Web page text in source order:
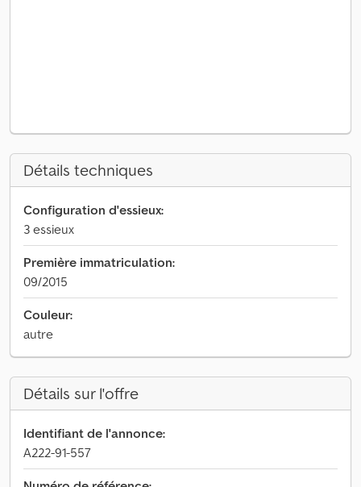
Détails techniques
Configuration d'essieux:
3 essieux
Première immatriculation:
09/2015
Couleur:
autre
Détails sur l'offre
Identifiant de l'annonce:
A222-91-557